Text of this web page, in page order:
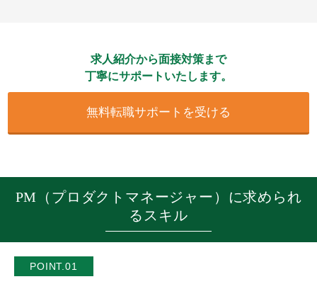
求人紹介から面接対策まで
丁寧にサポートいたします。
無料転職サポートを受ける
PM（プロダクトマネージャー）に求められ
るスキル
POINT.01